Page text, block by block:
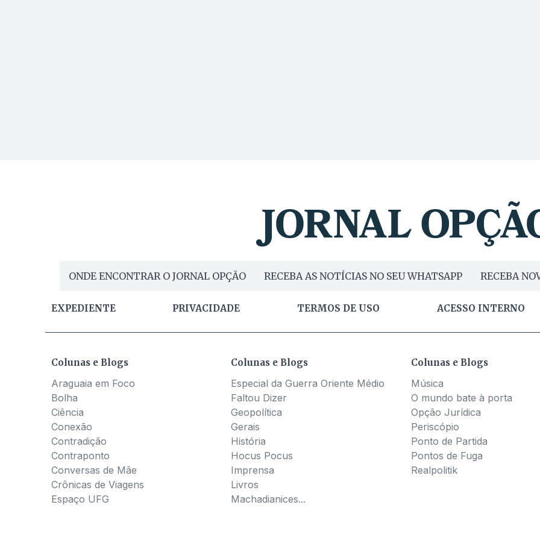
ONDE ENCONTRAR O JORNAL OPÇÃO RECEBA AS NOTÍCIAS NO SEU WHATSAPP RECEBA
EXPEDIENTE PRIVACIDADE TERMOS DE USO ACESSO INTERNO
Colunas e Blogs
Araguaia em Foco
Bolha
Ciência
Conexão
Contradição
Contraponto
Conversas de Mãe
Crônicas de Viagens
Espaço UFG
Colunas e Blogs
Especial da Guerra Oriente Médio
Faltou Dizer
Geopolítica
Gerais
História
Hocus Pocus
Imprensa
Livros
Machadianices...
Colunas e Blogs
Música
O mundo bate à porta
Opção Jurídica
Periscópio
Ponto de Partida
Pontos de Fuga
Realpolitik